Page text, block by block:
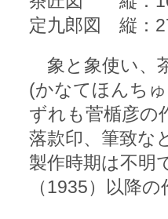
定九郎図 縦：
象と象使い、
(かなてほんち
ずれも菅楯彦の
落款印、筆致な
製作時期は不明
（1935）以降